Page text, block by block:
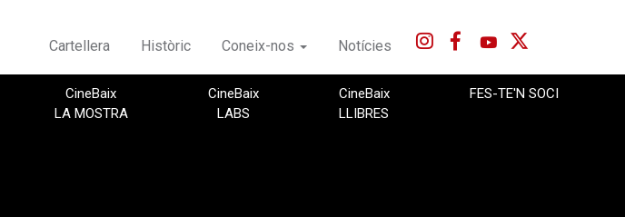
Cartellera Històric Coneix-nos Notícies
CineBaix
LA MOSTRA
CineBaix
LABS
CineBaix
LLIBRES
FES-TE'N SOCI